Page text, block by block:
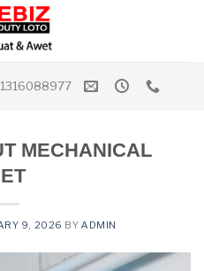
MECHANICAL
9, 2026 BY ADMIN